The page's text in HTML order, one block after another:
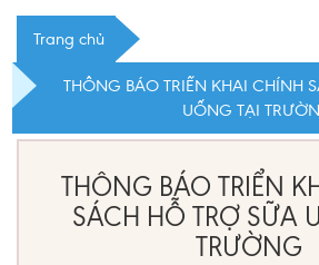
Trang chủ
THÔNG BÁO TRIỂN KHAI CHÍNH
UỐNG TẠI
THÔNG BÁO TRIỂN
SÁCH HỖ TRỢ SỮA
TRƯỜNG